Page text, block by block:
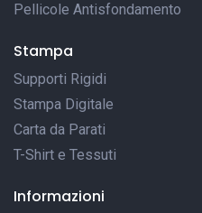
Pellicole Antisfondamento
Stampa
Supporti Rigidi
Stampa Digitale
Carta da Parati
T-Shirt e Tessuti
Informazioni